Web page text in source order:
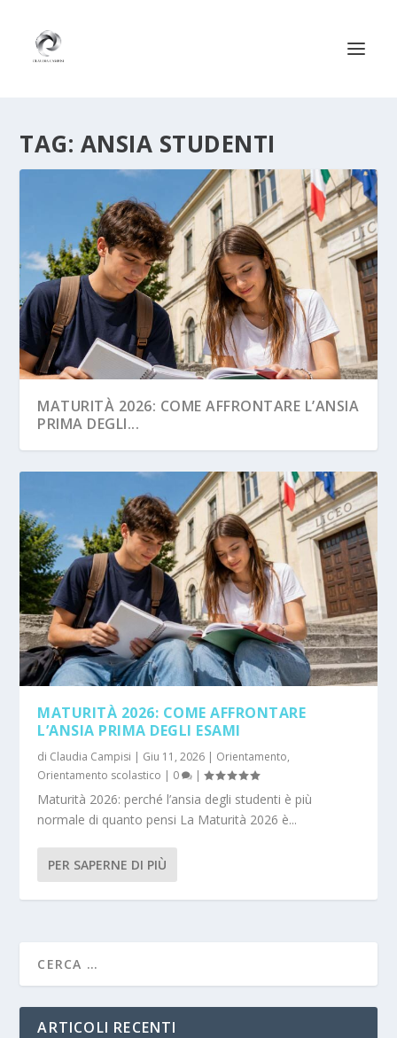
TAG: ANSIA STUDENTI
MATURITÀ 2026: COME AFFRONTARE L’ANSIA
PRIMA DEGLI...
MATURITÀ 2026: COME AFFRONTARE
L’ANSIA PRIMA DEGLI ESAMI
di Claudia Campisi | Giu 11, 2026 | Orientamento,
Orientamento scolastico | 0 |
Maturità 2026: perché l’ansia degli studenti è più
normale di quanto pensi La Maturità 2026 è...
PER SAPERNE DI PIÙ
ARTICOLI RECENTI